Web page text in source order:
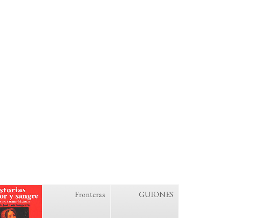
Fronteras GUIONES